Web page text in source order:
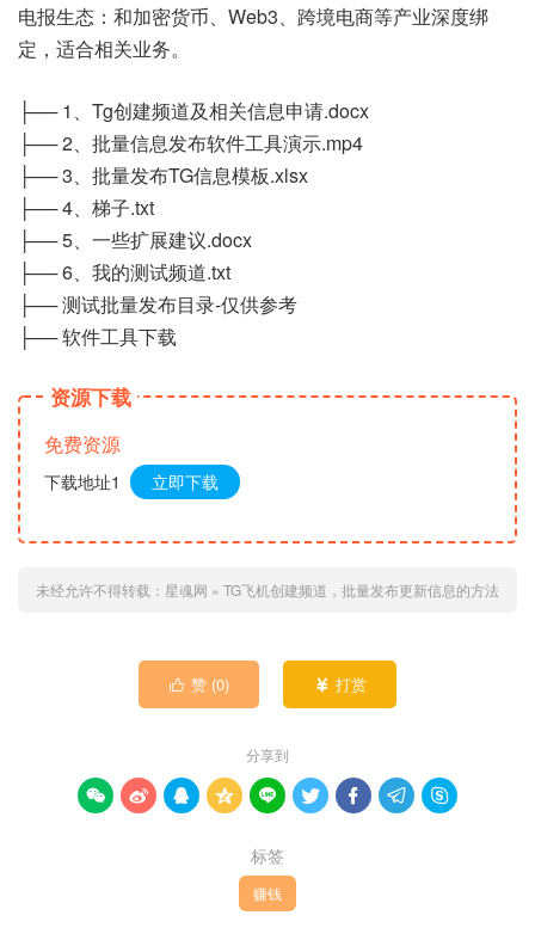
电报生态：和加密货币、Web3、跨境电商等产业深度绑
定，适合相关业务。
├── 1、Tg创建频道及相关信息申请.docx
├── 2、批量信息发布软件工具演示.mp4
├── 3、批量发布TG信息模板.xlsx
├── 4、梯子.txt
├── 5、一些扩展建议.docx
├── 6、我的测试频道.txt
├── 测试批量发布目录-仅供参考
├── 软件工具下载
资源下载
免费资源
下载地址1 立即下载
未经允许不得转载： 星魂网 » TG飞机创建频道，批量发布更新信息的方法
 赞 (0)  打赏
分享到
        
标签
赚钱